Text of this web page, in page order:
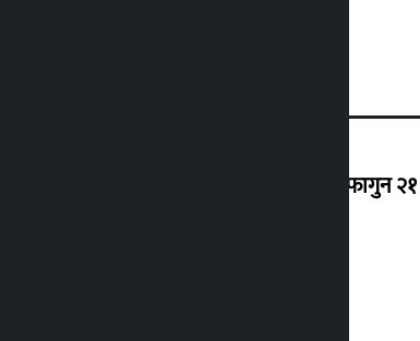
‘राजसंस्था हटेदेखि नेपाललाई दशा लाग्यो, फागुन